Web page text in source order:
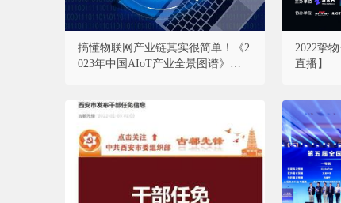
搞懂物联网产业链其实很简单！《2
023年中国AIoT产业全景图谱》重磅
2022挚
直播】